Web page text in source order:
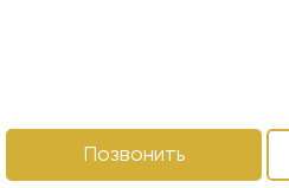
Позвонить